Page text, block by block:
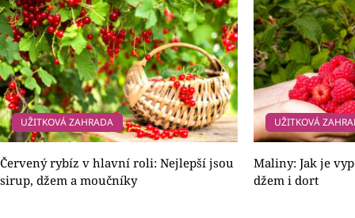
UŽITKOVÁ ZAHRADA
Červený rybíz v hlavní roli: Nejlepší jsou
sirup, džem a moučníky
UŽITKOVÁ
Maliny: Jak je
džem i dort